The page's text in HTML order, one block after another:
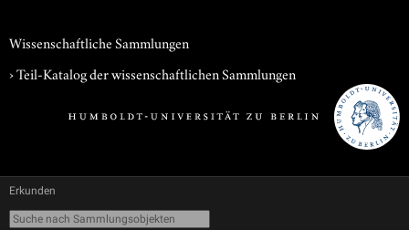
Wissenschaftliche Sammlungen
› Teil-Katalog der wissenschaftlichen Sammlungen
Erkunden